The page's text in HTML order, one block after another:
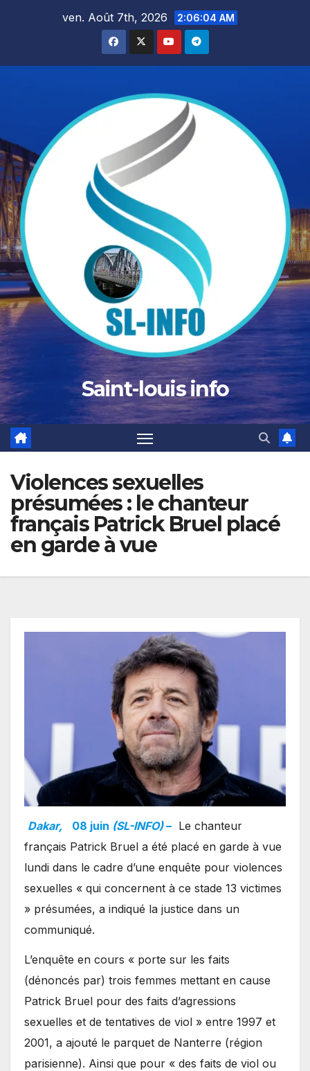
ven. Août 7th, 2026 2:06:05 AM
Saint-louis info
Violences sexuelles
présumées : le chanteur
français Patrick Bruel placé
en garde à vue
Dakar, 08 juin (SL-INFO)– Le chanteur
français Patrick Bruel a été placé en garde à vue
lundi dans le cadre d’une enquête pour violences
sexuelles « qui concernent à ce stade 13 victimes
» présumées, a indiqué la justice dans un
communiqué.
L’enquête en cours « porte sur les faits
(dénoncés par) trois femmes mettant en cause
Patrick Bruel pour des faits d’agressions
sexuelles et de tentatives de viol » entre 1997 et
2001, a ajouté le parquet de Nanterre (région
parisienne). Ainsi que pour « des faits de viol ou